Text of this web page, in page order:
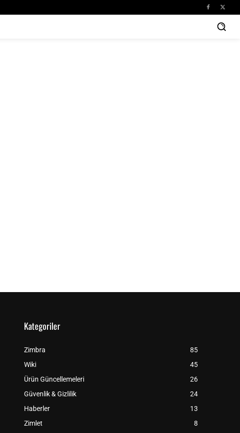
Kategoriler
Zimbra
85
Wiki
45
Ürün Güncellemeleri
26
Güvenlik & Gizlilik
24
Haberler
13
Zimlet
8